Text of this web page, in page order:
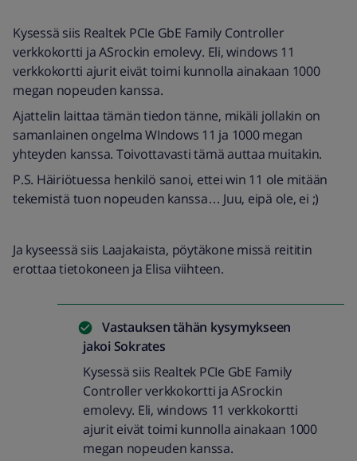
Kysessä siis Realtek PCIe GbE Family Controller
verkkokortti ja ASrockin emolevy. Eli, windows 11
verkkokortti ajurit eivät toimi kunnolla ainakaan 1000
megan nopeuden kanssa.
Ajattelin laittaa tämän tiedon tänne, mikäli jollakin on
samanlainen ongelma WIndows 11 ja 1000 megan
yhteyden kanssa. Toivottavasti tämä auttaa muitakin.
P.S. Häiriötuessa henkilö sanoi, ettei win 11 ole mitään
tekemistä tuon nopeuden kanssa… Juu, eipä ole, ei ;)
Ja kyseessä siis Laajakaista, pöytäkone missä reititin
erottaa tietokoneen ja Elisa viihteen.
Vastauksen tähän kysymykseen
jakoi Sokrates
Kysessä siis Realtek PCIe GbE Family
Controller verkkokortti ja ASrockin
emolevy. Eli, windows 11 verkkokortti
ajurit eivät toimi kunnolla ainakaan 1000
megan nopeuden kanssa.